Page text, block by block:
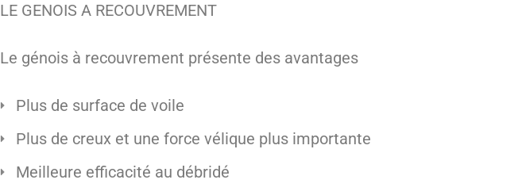
LE GENOIS A RECOUVREMENT
Le génois à recouvrement présente des avantages
Plus de surface de voile
Plus de creux et une force vélique plus importante
Meilleure efficacité au débridé